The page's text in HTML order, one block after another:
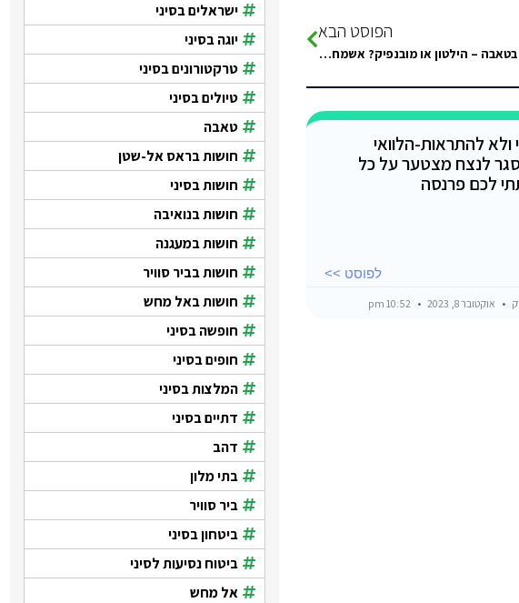
הפוסט הבא
שלום לכולם, אנחנו זוג ומתלבטים לגבי מלונות בטאבה – הילטון או מובנפיק? אשמח לשמוע חוות דעת בנושא. מה לדעתכם מומלץ יותר…
ולא להתראות-הלוואי
לנצח מצטער על כל
לכם פרנסה
לפוסט >>
אוקטובר 8, 2023
ישראלים בסיני
יוגה בסיני
טרקטורונים בסיני
טיולים בסיני
טאבה
חושות בראס אל-שטן
חושות בסיני
חושות בנואיבה
חושות במעגנה
חושות בביר סוויר
חושות באל מחש
חופשה בסיני
חופים בסיני
המלצות בסיני
דתיים בסיני
דהב
בתי מלון
ביר סוויר
ביטחון בסיני
ביטוח נסיעות לסיני
אל מחש